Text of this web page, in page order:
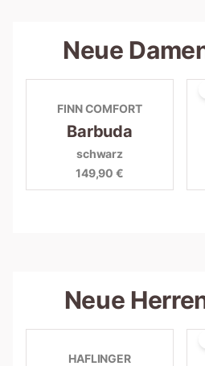
Neue
FINN COMFORT
Barbuda
schwarz
149,90 €
Neue
HAFLINGER